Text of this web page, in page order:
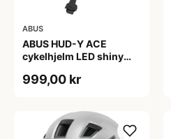
ABUS
ABUS HUD-Y ACE
cykelhjelm LED shiny
999,00 kr